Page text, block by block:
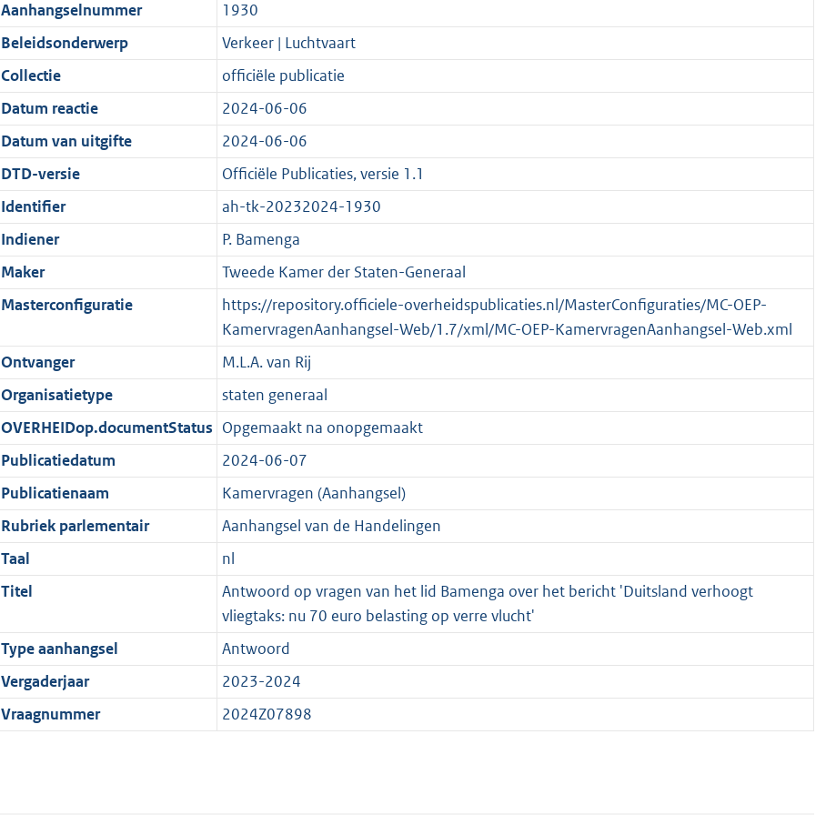
i
e
i
n
f
o
r
m
a
a
t
5
8
K
b
t
i
e
i
n
f
o
r
m
a
a
t
:
1
2
K
b
a
t
i
e
i
n
f
o
r
m
a
a
e
:
2
0
K
b
c
a
t
i
e
i
n
f
o
r
m
a
t
t
e
:
3
0
K
b
r
t
K
g
t
2
Aanhangselnummer
1930
Beleidsonderwerp
Verkeer | Luchtvaart
Collectie
officiële publicatie
Datum reactie
2024-06-06
Datum van uitgifte
2024-06-06
DTD-versie
Officiële Publicaties, versie 1.1
Identifier
ah-tk-20232024-1930
Indiener
P. Bamenga
Maker
Tweede Kamer der Staten-Generaal
Masterconfiguratie
https://repository.officiele-overheidspublicaties.nl/MasterConfiguraties/MC-OEP-
KamervragenAanhangsel-Web/1.7/xml/MC-OEP-KamervragenAanhangsel-Web.xml
Ontvanger
M.L.A. van Rij
Organisatietype
staten generaal
OVERHEIDop.documentStatus Opgemaakt na onopgemaakt
Publicatiedatum
2024-06-07
Publicatienaam
Kamervragen (Aanhangsel)
Rubriek parlementair
Aanhangsel van de Handelingen
Taal
nl
Titel
Antwoord op vragen van het lid Bamenga over het bericht 'Duitsland verhoogt
vliegtaks: nu 70 euro belasting op verre vlucht'
Type aanhangsel
Antwoord
Vergaderjaar
2023-2024
Vraagnummer
2024Z07898